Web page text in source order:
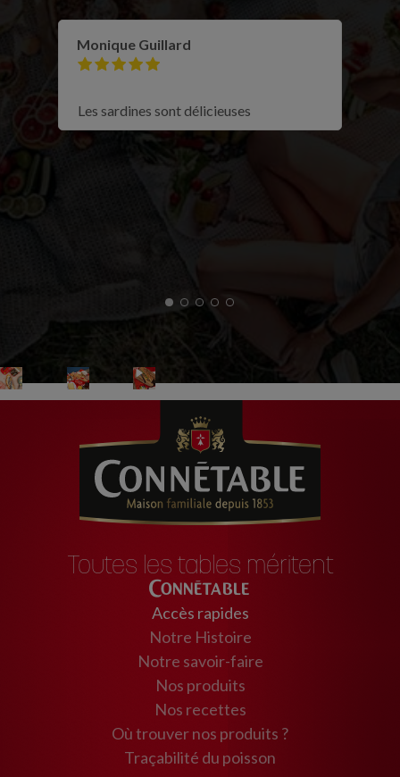
Monique Guillard
Les sardines sont délicieuses
Accès rapides
Notre Histoire
Notre savoir-faire
Nos produits
Nos recettes
Où trouver nos produits ?
Traçabilité du poisson
Toutes les tables méritent
Connétable